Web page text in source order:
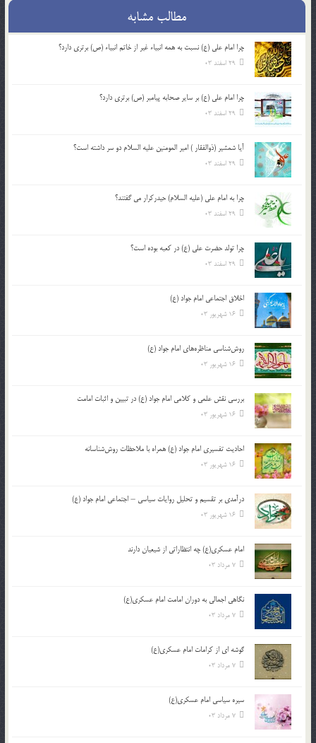
مطالب مشابه
چرا امام علی (ع) نسبت به همه انبیاء غیر از خاتم انبیاء (ص) برتری دارد؟
29 اسفند 03
چرا امام علی (ع) بر سایر صحابه پیامبر (ص) برتری دارد؟
29 اسفند 03
آیا شمشیر (ذوالفقار ) امیر المومنین علیه السلام دو سر داشته است؟
29 اسفند 03
چرا به امام علی (علیه السلام) حیدرکرار می گفتند؟
29 اسفند 03
چرا تولد حضرت علی (ع) در کعبه بوده است؟
29 اسفند 03
اخلاق اجتماعی امام جواد (ع)
16 شهریور 03
روش‌شناسی مناظره‌های امام جواد (ع)
16 شهریور 03
بررسی نقش علمی و کلامی امام جواد (ع) در تبیین و اثبات امامت
16 شهریور 03
احادیث تفسیری امام جواد (ع) همراه با ملاحظات روش‌شناسانه
16 شهریور 03
درآمدی بر تقسیم و تحلیل روایات سیاسی – اجتماعی امام جواد (ع)
16 شهریور 03
امام عسکری(ع) چه انتظاراتی از شیعیان دارند
7 مرداد 03
نگاهی اجمالی به دوران امامت امام عسکری(ع)
7 مرداد 03
گوشه ای از کرامات امام عسکری(ع)
7 مرداد 03
سیره سیاسی امام عسکری(ع)
7 مرداد 03